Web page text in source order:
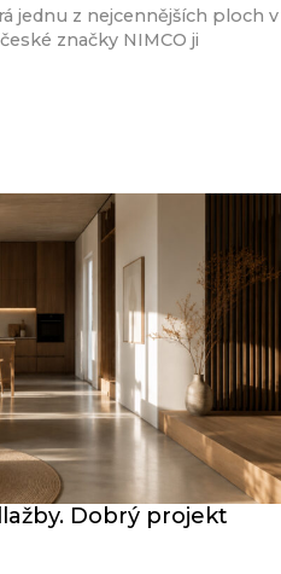
jednu z nejcennějších ploch v
značky NIMCO ji
Dobrý projekt